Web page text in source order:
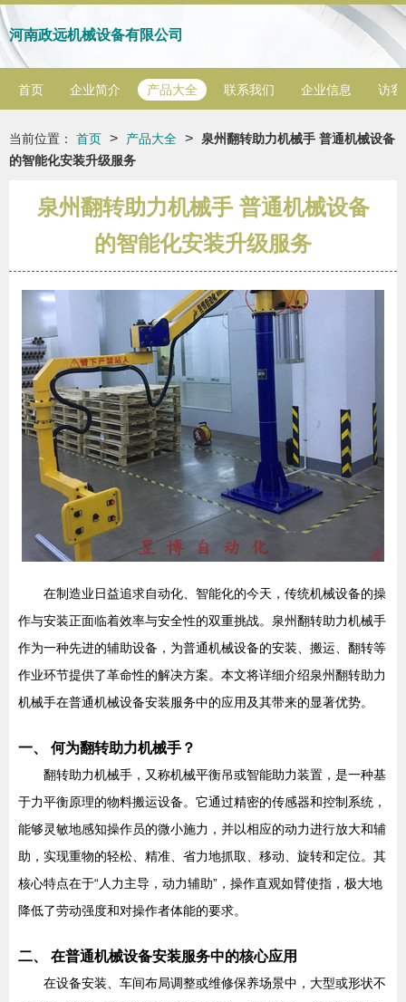
河南政远机械设备有限公司
首页 企业简介 产品大全 联系我们 企业信息 访客
当前位置： 首页 > 产品大全 >
泉州翻转助力机械手 普通机械设备
的智能化安装升级服务
泉州翻转助力机械手 普通机械设备
的智能化安装升级服务
在制造业日益追求自动化、智能化的今天，传统机械设备的操
作与安装正面临着效率与安全性的双重挑战。泉州翻转助力机械手
作为一种先进的辅助设备，为普通机械设备的安装、搬运、翻转等
作业环节提供了革命性的解决方案。本文将详细介绍泉州翻转助力
机械手在普通机械设备安装服务中的应用及其带来的显著优势。
一、 何为翻转助力机械手？
翻转助力机械手，又称机械平衡吊或智能助力装置，是一种基
于力平衡原理的物料搬运设备。它通过精密的传感器和控制系统，
能够灵敏地感知操作员的微小施力，并以相应的动力进行放大和辅
助，实现重物的轻松、精准、省力地抓取、移动、旋转和定位。其
核心特点在于“人力主导，动力辅助”，操作直观如臂使指，极大地
降低了劳动强度和对操作者体能的要求。
二、 在普通机械设备安装服务中的核心应用
在设备安装、车间布局调整或维修保养场景中，大型或形状不